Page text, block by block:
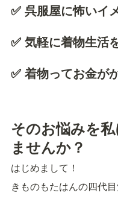
✅ 呉服屋に怖いイ
✅ 気軽に着物生活
✅ 着物ってお金が
そのお悩みを
ませんか？
はじめまして！
きものもたはんの四代目